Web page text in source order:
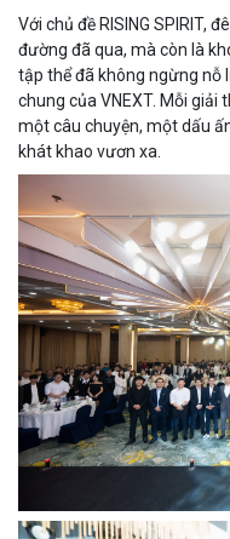
Với chủ đề RISING SPIRIT,
đường đã qua, mà còn là
tập thể đã không ngừng nỗ
chung của VNEXT. Mỗi
một câu chuyện, một dấu
khát khao vươn xa.